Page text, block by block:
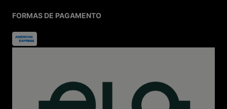
FORMAS DE PAGAMENTO